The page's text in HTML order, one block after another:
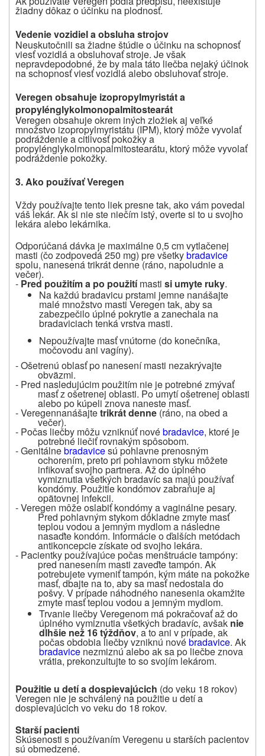
žiadny dôkaz o účinku na plodnosť.
Vedenie vozidiel a obsluha strojov
Neuskutočnili sa žiadne štúdie o účinku na schopnosť
viesť vozidlá a obsluhovať stroje. Je však
nepravdepodobné, že by mala táto liečba nejaký účinok
na schopnosť viesť vozidlá alebo obsluhovať stroje.
Veregen obsahuje izopropylmyristát a
propylénglykolmonopalmitostearát
Veregen obsahuje okrem iných zložiek aj veľké
množstvo izopropylmyristátu (IPM), ktorý môže vyvolať
podráždenie a citlivosť pokožky a
propylénglykolmonopalmitostearátu, ktorý môže vyvolať
podráždenie pokožky.
3. Ako používať Veregen
Vždy používajtetento liek presne tak, ako vám povedal
váš lekár. Ak si nie ste niečím istý, overte si to u svojho
lekára alebo lekárnika.
Odporúčaná dávka je maximálne 0,5 cm vytlačenej
masti (čo zodpovedá 250 mg) pre všetkybradavice
spolu, nanesená trikrát denne (ráno, napoludnie a
večer).
- Pred použitím a po použití masti si umyte ruky.
Na každú bradavicu prstami jemne nanášajte
malé množstvo masti Veregen tak, aby sa
zabezpečilo úplné pokrytie a zanechala na
bradaviciach tenká vrstva masti.
Nepoužívajte masť vnútorne (do konečníka,
močovodu ani vagíny).
- Ošetrenú oblasť po nanesení masti nezakrývajte
obväzmi.
- Pred nasledujúcim použitím nie je potrebné zmývať
masť z ošetrenej oblasti. Po umytí ošetrenej oblasti
alebo po kúpeli znova naneste masť.
-Veregennanášajtetrikrát denne (ráno, na obed a
večer).
- Počas liečby môžu vzniknúť novébradavice, ktoré je
potrebné liečiť rovnakým spôsobom.
- Genitálnebradavicesú pohlavne prenosným
ochorením, preto pri pohlavnom styku môžete
infikovať svojho partnera. Až do úplného
vymiznutia všetkých bradavíc sa majú používať
kondómy. Použitie kondómov zabraňuje aj
opätovnej infekcii.
- Veregen môže oslabiť kondómy a vaginálne pesary.
Pred pohlavným stykom dôkladne zmyte masť
teplou vodou a jemným mydlom a následne
nasaďte kondóm. Informácie o ďalších metódach
antikoncepcie získate od svojho lekára.
- Pacientky používajúce počas menštruácie tampóny:
pred nanesením masti zaveďte tampón. Ak
potrebujete vymeniť tampón, kým máte na pokožke
masť, dbajte na to, aby sa masť nedostala do
pošvy. V prípade náhodného nanesenia okamžite
zmyte masť teplou vodou a jemným mydlom.
Trvanie liečby Veregenom má pokračovať až do
úplného vymiznutia všetkých bradavíc, avšak nie
dlhšie než 16 týždňov, a to ani v prípade, ak
počas obdobia liečby vzniknú novébradavice. Ak
bradavice nezmiznú alebo ak sa po liečbe znova
vrátia, prekonzultujte to so svojím lekárom.
Použitie u detí a dospievajúcich (do veku 18 rokov)
Veregen nie je schválený na použitie u detí a
dospievajúcich vo veku do 18 rokov.
Starší pacienti
Skúsenosti s používaním Veregenu u starších pacientov
sú obmedzené.